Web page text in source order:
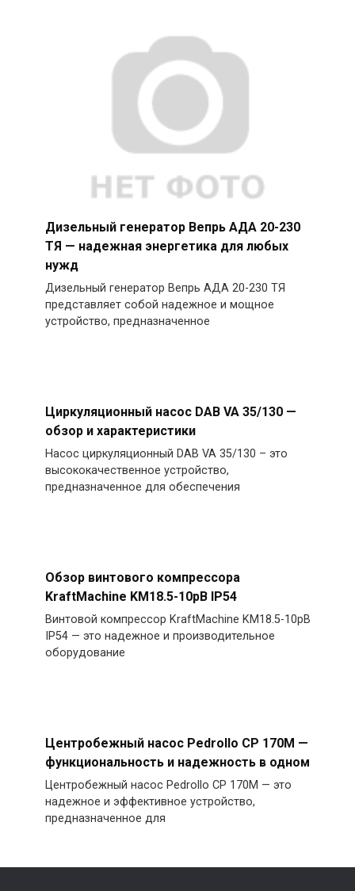
Дизельный генератор Вепрь АДА 20-230
ТЯ — надежная энергетика для любых
нужд
Дизельный генератор Вепрь АДА 20-230 ТЯ
представляет собой надежное и мощное
устройство, предназначенное
Циркуляционный насос DAB VA 35/130 —
обзор и характеристики
Насос циркуляционный DAB VA 35/130 – это
высококачественное устройство,
предназначенное для обеспечения
Обзор винтового компрессора
KraftMachine KM18.5-10рВ IP54
Винтовой компрессор KraftMachine KM18.5-10рВ
IP54 — это надежное и производительное
оборудование
Центробежный насос Pedrollo CP 170M —
функциональность и надежность в одном
Центробежный насос Pedrollo CP 170M — это
надежное и эффективное устройство,
предназначенное для